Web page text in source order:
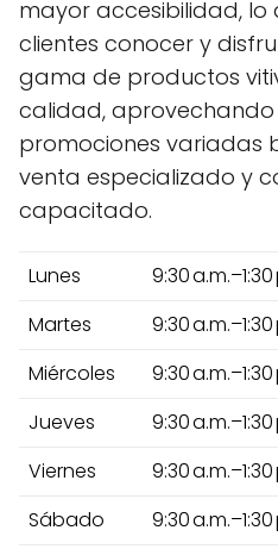
mayor accesibilidad, lo
clientes conocer y
gama de productos
calidad,
promociones variadas
venta especializado y
capacitado.
Lunes
9:30
Martes
9:30
Miércoles
9:30
Jueves
9:30
Viernes
9:30
Sábado
9:30